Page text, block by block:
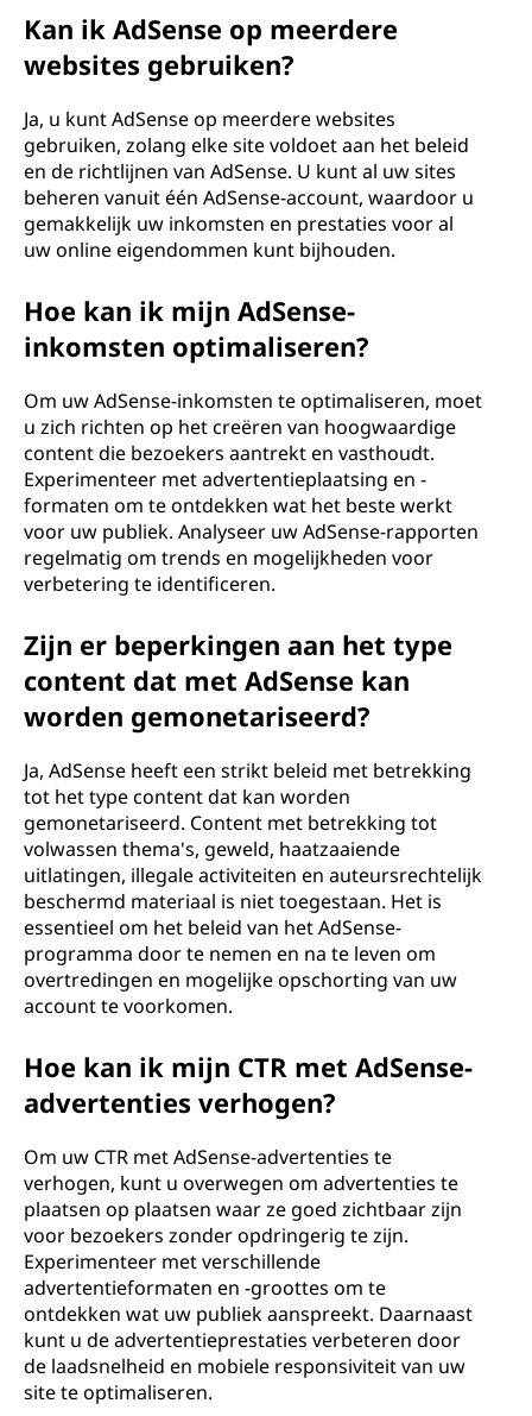
Kan ik AdSense op meerdere
websites gebruiken?
Ja, u kunt AdSense op meerdere websites
gebruiken, zolang elke site voldoet aan het beleid
en de richtlijnen van AdSense. U kunt al uw sites
beheren vanuit één AdSense-account, waardoor u
gemakkelijk uw inkomsten en prestaties voor al
uw online eigendommen kunt bijhouden.
Hoe kan ik mijn AdSense-
inkomsten optimaliseren?
Om uw AdSense-inkomsten te optimaliseren, moet
u zich richten op het creëren van hoogwaardige
content die bezoekers aantrekt en vasthoudt.
Experimenteer met advertentieplaatsing en -
formaten om te ontdekken wat het beste werkt
voor uw publiek. Analyseer uw AdSense-rapporten
regelmatig om trends en mogelijkheden voor
verbetering te identificeren.
Zijn er beperkingen aan het type
content dat met AdSense kan
worden gemonetariseerd?
Ja, AdSense heeft een strikt beleid met betrekking
tot het type content dat kan worden
gemonetariseerd. Content met betrekking tot
volwassen thema's, geweld, haatzaaiende
uitlatingen, illegale activiteiten en auteursrechtelijk
beschermd materiaal is niet toegestaan. Het is
essentieel om het beleid van het AdSense-
programma door te nemen en na te leven om
overtredingen en mogelijke opschorting van uw
account te voorkomen.
Hoe kan ik mijn CTR met AdSense-
advertenties verhogen?
Om uw CTR met AdSense-advertenties te
verhogen, kunt u overwegen om advertenties te
plaatsen op plaatsen waar ze goed zichtbaar zijn
voor bezoekers zonder opdringerig te zijn.
Experimenteer met verschillende
advertentieformaten en -groottes om te
ontdekken wat uw publiek aanspreekt. Daarnaast
kunt u de advertentieprestaties verbeteren door
de laadsnelheid en mobiele responsiviteit van uw
site te optimaliseren.